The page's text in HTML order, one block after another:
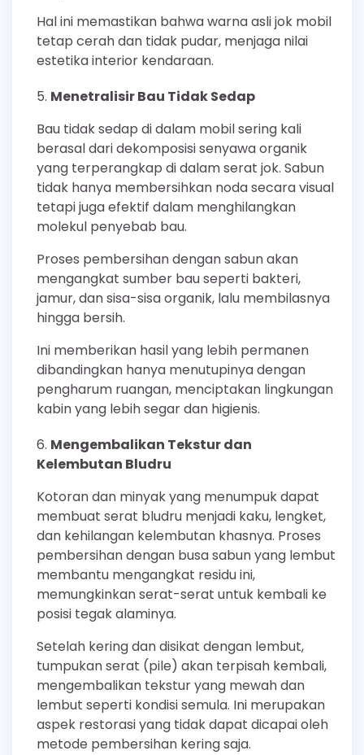
Hal ini memastikan bahwa warna asli jok mobil
tetap cerah dan tidak pudar, menjaga nilai
estetika interior kendaraan.
Menetralisir Bau Tidak Sedap
Bau tidak sedap di dalam mobil sering kali
berasal dari dekomposisi senyawa organik
yang terperangkap di dalam serat jok. Sabun
tidak hanya membersihkan noda secara visual
tetapi juga efektif dalam menghilangkan
molekul penyebab bau.
Proses pembersihan dengan sabun akan
mengangkat sumber bau seperti bakteri,
jamur, dan sisa-sisa organik, lalu membilasnya
hingga bersih.
Ini memberikan hasil yang lebih permanen
dibandingkan hanya menutupinya dengan
pengharum ruangan, menciptakan lingkungan
kabin yang lebih segar dan higienis.
Mengembalikan Tekstur dan
Kelembutan Bludru
Kotoran dan minyak yang menumpuk dapat
membuat serat bludru menjadi kaku, lengket,
dan kehilangan kelembutan khasnya. Proses
pembersihan dengan busa sabun yang lembut
membantu mengangkat residu ini,
memungkinkan serat-serat untuk kembali ke
posisi tegak alaminya.
Setelah kering dan disikat dengan lembut,
tumpukan serat (pile) akan terpisah kembali,
mengembalikan tekstur yang mewah dan
lembut seperti kondisi semula. Ini merupakan
aspek restorasi yang tidak dapat dicapai oleh
metode pembersihan kering saja.